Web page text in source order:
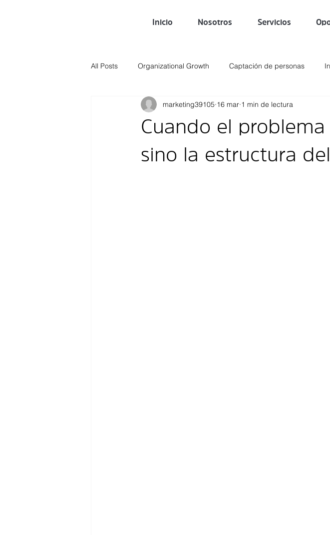
Inicio Nosotros Servicios
All Posts Organizational Growth Captación de personas
Desarrollo de Habilidades Retención de Talento
Cultura
Cuando el
sino la estructura
marketing39105 16 mar 1 min de lectura